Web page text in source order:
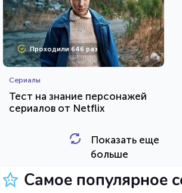
Проходили 646 раз
Сериалы
Тест на знание персонажей
сериалов от Netflix
HTML - код
Показать еще
больше
Самое популярное